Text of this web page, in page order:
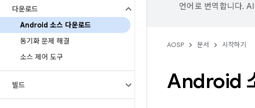
다운로드
Android 소스 다운로드
동기화 문제 해결
소스 제어 도구
빌드
언어로 번역합니다.
AOSP 문서 시작하기
Android